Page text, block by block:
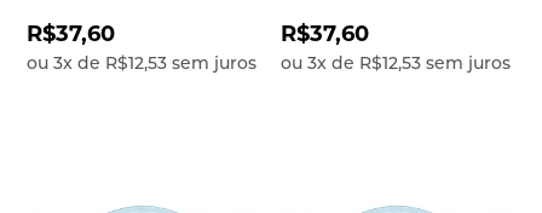
R$37,60
ou3x de R$12,53 sem juros
R$37,60
ou 3xde R$12,53sem juros